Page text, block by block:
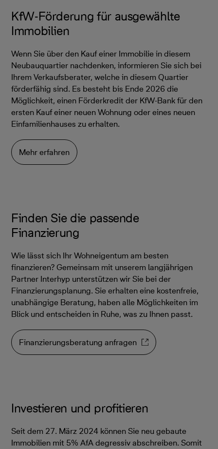
KfW-Förderung für ausgewählte
Immobilien
Wenn Sie über den Kauf einer Immobilie in diesem
Neubauquartier nachdenken, informieren Sie sich bei
Ihrem Verkaufsberater, welche in diesem Quartier
förderfähig sind. Es besteht bis Ende 2026 die
Möglichkeit, einen Förderkredit der KfW-Bank für den
ersten Kauf einer neuen Wohnung oder eines neuen
Einfamilienhauses zu erhalten.
Mehr erfahren
Finden Sie die passende
Finanzierung
Wie lässt sich Ihr Wohneigentum am besten
finanzieren? Gemeinsam mit unserem langjährigen
Partner Interhyp unterstützen wir Sie bei der
Finanzierungsplanung. Sie erhalten eine kostenfreie,
unabhängige Beratung, haben alle Möglichkeiten im
Blick und entscheiden in Ruhe, was zu Ihnen passt.
Finanzierungsberatung anfragen
Investieren und profitieren
Seit dem 27. März 2024 können Sie neu gebaute
Immobilien mit 5% AfA degressiv abschreiben. Somit